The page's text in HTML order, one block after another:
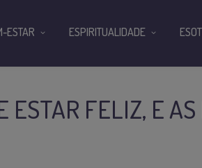
ESTAR FELIZ, E AS
ESTAR ESPIRITUALIDADE